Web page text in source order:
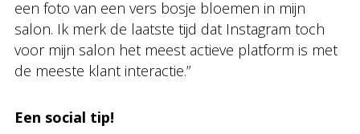
een foto van een vers bosje bloemen in mijn
salon. Ik merk de laatste tijd dat Instagram toch
voor mijn salon het meest actieve platform is met
de meeste klant interactie.”
Een social tip!